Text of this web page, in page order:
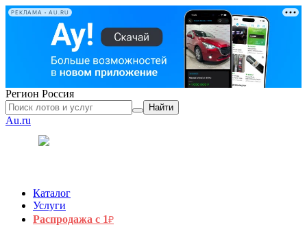
РЕКЛАМА • AU.RU
Регион Россия
Найти
Au.ru
Каталог
Услуги
Распродажа с 1₽